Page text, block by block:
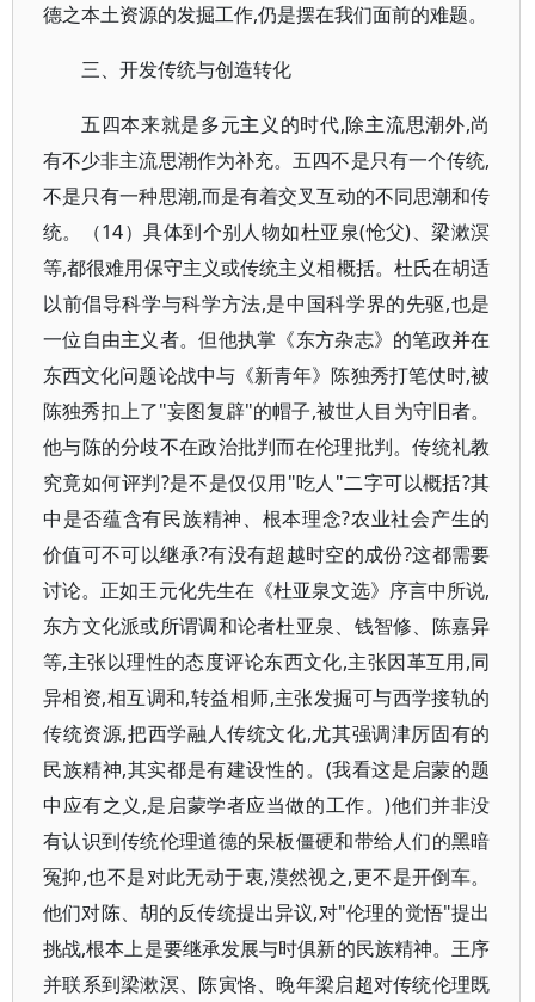
德之本土资源的发掘工作,仍是摆在我们面前的难题。
三、开发传统与创造转化
五四本来就是多元主义的时代,除主流思潮外,尚
有不少非主流思潮作为补充。五四不是只有一个传统,
不是只有一种思潮,而是有着交叉互动的不同思潮和传
统。（14）具体到个别人物如杜亚泉(怆父)、梁漱溟
等,都很难用保守主义或传统主义相概括。杜氏在胡适
以前倡导科学与科学方法,是中国科学界的先驱,也是
一位自由主义者。但他执掌《东方杂志》的笔政并在
东西文化问题论战中与《新青年》陈独秀打笔仗时,被
陈独秀扣上了"妄图复辟"的帽子,被世人目为守旧者。
他与陈的分歧不在政治批判而在伦理批判。传统礼教
究竟如何评判?是不是仅仅用"吃人"二字可以概括?其
中是否蕴含有民族精神、根本理念?农业社会产生的
价值可不可以继承?有没有超越时空的成份?这都需要
讨论。正如王元化先生在《杜亚泉文选》序言中所说,
东方文化派或所谓调和论者杜亚泉、钱智修、陈嘉异
等,主张以理性的态度评论东西文化,主张因革互用,同
异相资,相互调和,转益相师,主张发掘可与西学接轨的
传统资源,把西学融人传统文化,尤其强调津厉固有的
民族精神,其实都是有建设性的。(我看这是启蒙的题
中应有之义,是启蒙学者应当做的工作。)他们并非没
有认识到传统伦理道德的呆板僵硬和带给人们的黑暗
冤抑,也不是对此无动于衷,漠然视之,更不是开倒车。
他们对陈、胡的反传统提出异议,对"伦理的觉悟"提出
挑战,根本上是要继承发展与时俱新的民族精神。王序
并联系到梁漱溟、陈寅恪、晚年梁启超对传统伦理既